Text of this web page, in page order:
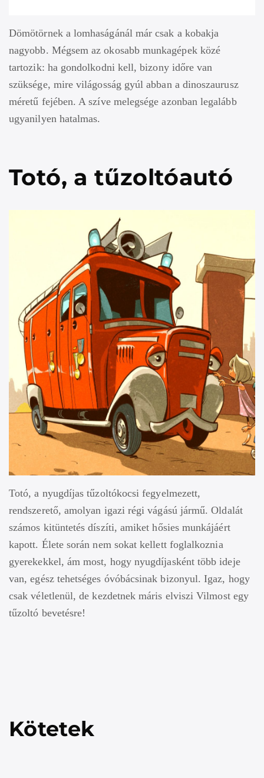
Dömötörnek a lomhaságánál már csak a kobakja
nagyobb. Mégsem az okosabb munkagépek közé
tartozik: ha gondolkodni kell, bizony időre van
szüksége, mire világosság gyúl abban a dinoszaurusz
méretű fejében. A szíve melegsége azonban legalább
ugyanilyen hatalmas.
Totó, a tűzoltóautó
Totó, a nyugdíjas tűzoltókocsi fegyelmezett,
rendszerető, amolyan igazi régi vágású jármű. Oldalát
számos kitüntetés díszíti, amiket hősies munkájáért
kapott. Élete során nem sokat kellett foglalkoznia
gyerekekkel, ám most, hogy nyugdíjasként több ideje
van, egész tehetséges óvóbácsinak bizonyul. Igaz, hogy
csak véletlenül, de kezdetnek máris elviszi Vilmost egy
tűzoltó bevetésre!
Kötetek